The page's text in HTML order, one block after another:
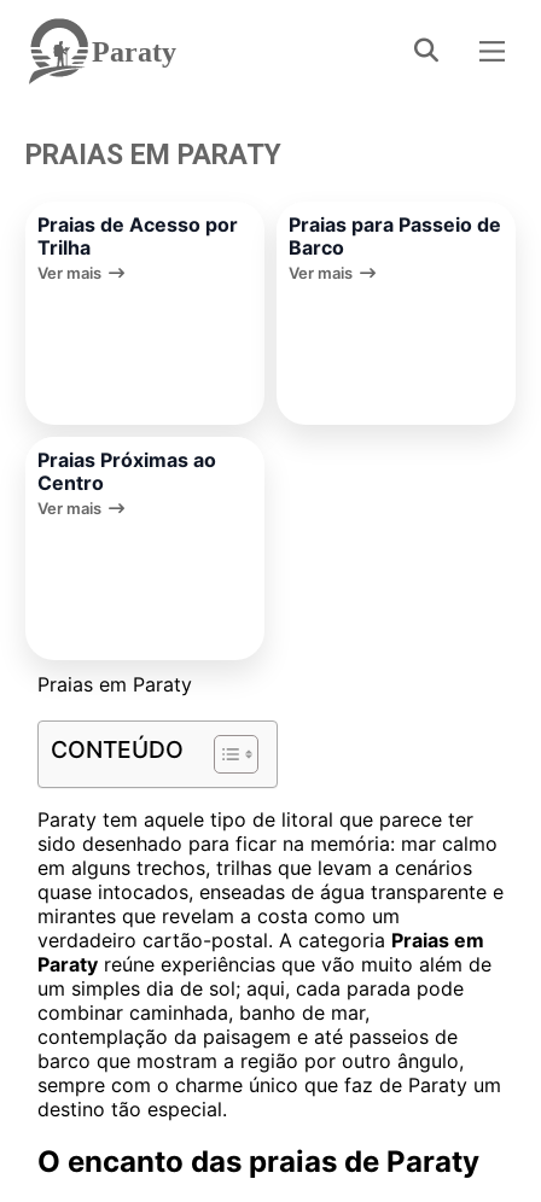
Paraty
PRAIAS EM PARATY
Praias de Acesso por
Trilha
Ver mais
Praias para Passeio de
Barco
Ver mais
Praias Próximas ao
Centro
Ver mais
Praias em Paraty
CONTEÚDO
Paraty tem aquele tipo de litoral que parece ter
sido desenhado para ficar na memória: mar calmo
em alguns trechos, trilhas que levam a cenários
quase intocados, enseadas de água transparente e
mirantes que revelam a costa como um
verdadeiro cartão-postal. A categoria Praias em
Paraty reúne experiências que vão muito além de
um simples dia de sol; aqui, cada parada pode
combinar caminhada, banho de mar,
contemplação da paisagem e até passeios de
barco que mostram a região por outro ângulo,
sempre com o charme único que faz de Paraty um
destino tão especial.
O encanto das praias de Paraty